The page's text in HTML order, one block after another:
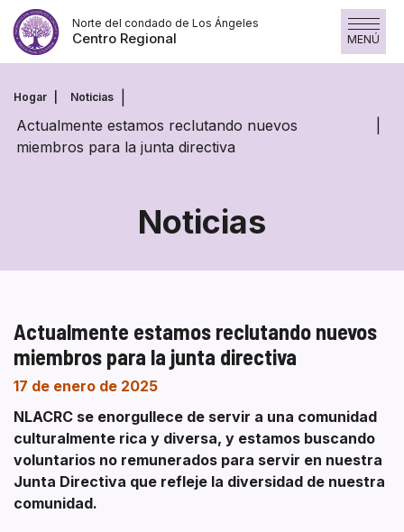
Skip
to
content
Norte del condado de Los Ángeles
Centro Regional MENÚ
Hogar Noticias
Actualmente estamos reclutando nuevos
miembros para la junta directiva
Noticias
Actualmente estamos reclutando nuevos
miembros para la junta directiva
17 de enero de 2025
NLACRC se enorgullece de servir a una comunidad
culturalmente rica y diversa, y estamos buscando
voluntarios no remunerados para servir en nuestra
Junta Directiva que refleje la diversidad de nuestra
comunidad.